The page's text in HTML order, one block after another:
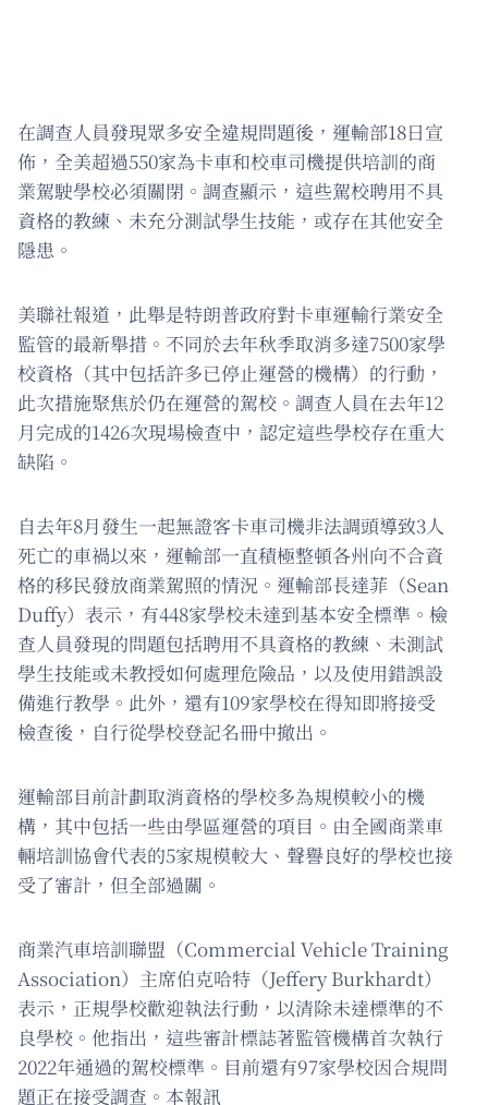
在調查人員發現眾多安全違規問題後，運輸部18日宣
佈，全美超過550家為卡車和校車司機提供培訓的商
業駕駛學校必須關閉。調查顯示，這些駕校聘用不具
資格的教練、未充分測試學生技能，或存在其他安全
隱患。
美聯社報道，此舉是特朗普政府對卡車運輸行業安全
監管的最新舉措。不同於去年秋季取消多達7500家學
校資格（其中包括許多已停止運營的機構）的行動，
此次措施聚焦於仍在運營的駕校。調查人員在去年12
月完成的1426次現場檢查中，認定這些學校存在重大
缺陷。
自去年8月發生一起無證客卡車司機非法調頭導致3人
死亡的車禍以來，運輸部一直積極整頓各州向不合資
格的移民發放商業駕照的情況。運輸部長達菲（Sean
Duffy）表示，有448家學校未達到基本安全標準。檢
查人員發現的問題包括聘用不具資格的教練、未測試
學生技能或未教授如何處理危險品，以及使用錯誤設
備進行教學。此外，還有109家學校在得知即將接受
檢查後，自行從學校登記名冊中撤出。
運輸部目前計劃取消資格的學校多為規模較小的機
構，其中包括一些由學區運營的項目。由全國商業車
輛培訓協會代表的5家規模較大、聲譽良好的學校也接
受了審計，但全部過關。
商業汽車培訓聯盟（Commercial Vehicle Training
Association）主席伯克哈特（Jeffery Burkhardt）
表示，正規學校歡迎執法行動，以清除未達標準的不
良學校。他指出，這些審計標誌著監管機構首次執行
2022年通過的駕校標準。目前還有97家學校因合規問
題正在接受調查。本報訊